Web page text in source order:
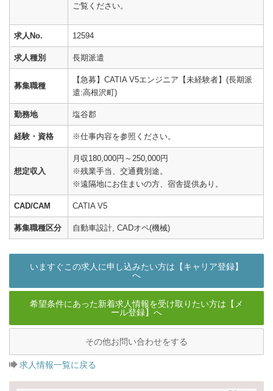
ご覧ください。
求人No. 12594
求人種別 長期派遣
募集職種
【急募】CATIA V5エンジニア【未経験者】(長期派
遣:高根沢町)
勤務地 塩谷郡
経験・資格 ※仕事内容を参照ください。
想定収入
月収180,000円～250,000円
※残業手当、交通費別途。
※遠隔地にお住まいの方、宿舎提供あり。
CAD/CAM CATIA V5
募集職種区分 自動車設計, CADオペ(機械)
いますぐこの求人に申し込みたい方は【キャリア登録】
へ
希望条件にあった新着求人情報を受け取りたい方は【メ
ール登録】へ
その他お問い合わせをする
求人情報一覧に戻る